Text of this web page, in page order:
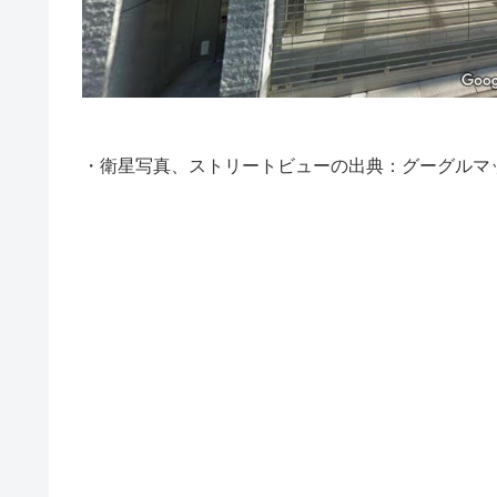
・衛星写真、ストリートビューの出典：グーグルマ